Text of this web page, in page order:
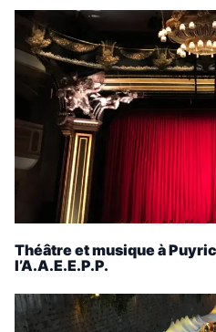
Théâtre et musique à
l’A.A.E.E.P.P.